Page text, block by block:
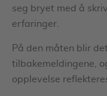
seg bryet med å
erfaringer.
På den måten blir
tilbakemeldingene,
opplevelse